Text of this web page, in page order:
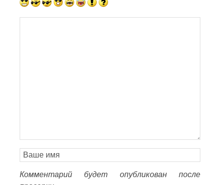
Комментарий будет опубликован после